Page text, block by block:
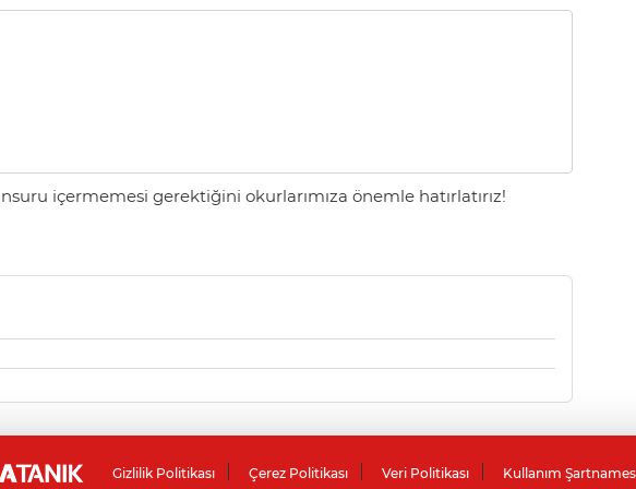
içermemesi gerektiğini okurlarımıza önemle hatırlatırız!
Gizlilik Politikası Çerez Politikası Veri Politikası Kullanım